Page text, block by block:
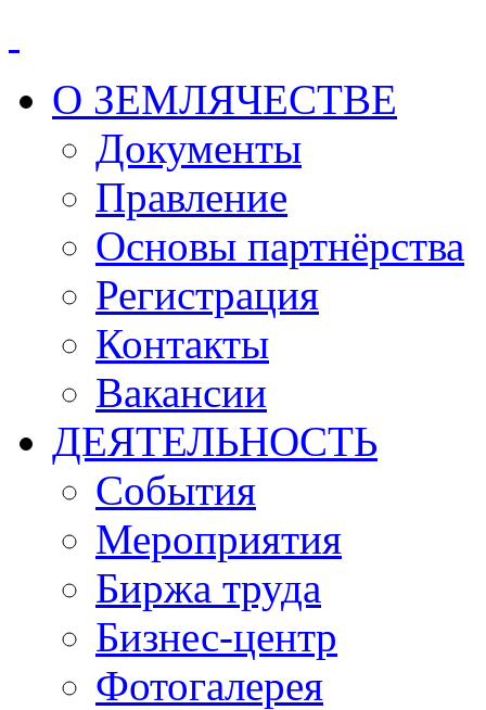
О ЗЕМЛЯЧЕСТВЕ
Документы
Правление
Основы партнёрства
Регистрация
Контакты
Вакансии
ДЕЯТЕЛЬНОСТЬ
События
Мероприятия
Биржа труда
Бизнес-центр
Фотогалерея